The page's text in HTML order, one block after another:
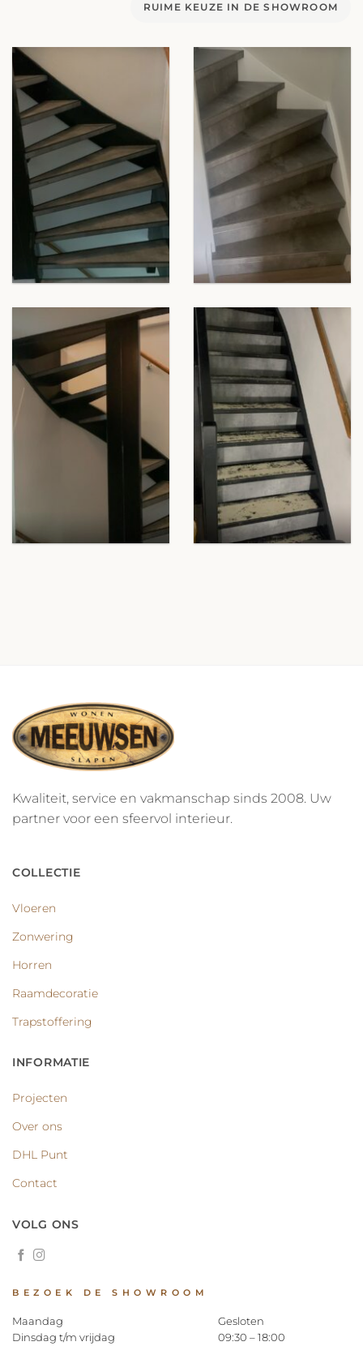
RUIME KEUZE IN DE SHOWROOM
Kwaliteit, service en vakmanschap sinds 2008. Uw
partner voor een sfeervol interieur.
COLLECTIE
Vloeren
Zonwering
Horren
Raamdecoratie
Trapstoffering
INFORMATIE
Projecten
Over ons
DHL Punt
Contact
VOLG ONS
BEZOEK DE SHOWROOM
Maandag
Gesloten
Dinsdag t/m vrijdag
09:30 – 18:00